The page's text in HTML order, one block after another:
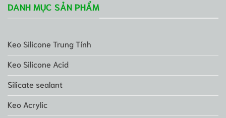
DANH MỤC SẢN PHẨM
Keo Silicone Trung Tính
Keo Silicone Acid
Silicate sealant
Keo Acrylic